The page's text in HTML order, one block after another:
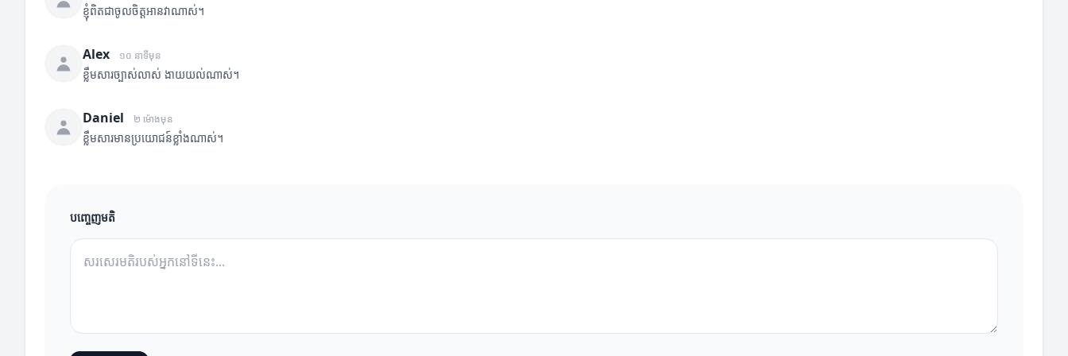
ខ្ញុំពិតជាចូលចិត្តអានវាណាស់។
Alex ១០ នាទីមុន
ខ្លឹមសារច្បាស់លាស់ ងាយយល់ណាស់។
Daniel ២ ម៉ោងមុន
ខ្លឹមសារមានប្រយោជន៍ខ្លាំងណាស់។
បញ្ចេញមតិ